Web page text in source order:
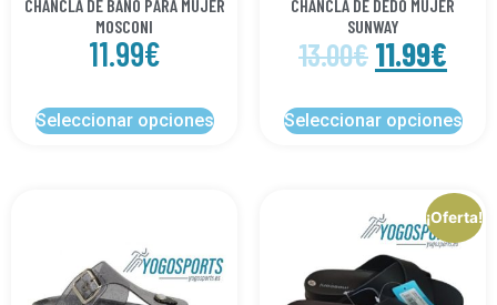
CHANCLA DE BAÑO PARA MUJER
MOSCONI
11.99€
Seleccionar opciones
CHANCLA DE DEDO MUJER
SUNWAY
13.00€ 11.99€
Seleccionar opciones
¡Oferta!